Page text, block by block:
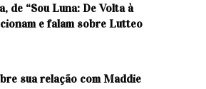
de “Sou Luna: De Volta à
e falam sobre Lutteo
sua relação com Maddie